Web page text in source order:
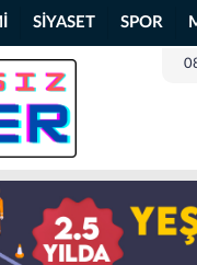
SİYASET SPOR